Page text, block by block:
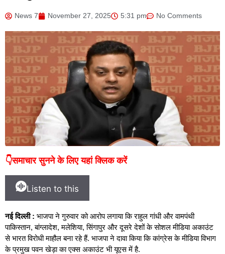
News 7 November 27, 2025 5:31 pm No Comments
👇समाचार सुनने के लिए यहां क्लिक करें
Listen to this
नई दिल्ली : भाजपा ने गुरुवार को आरोप लगाया कि राहुल गांधी और वामपंथी
पाकिस्तान, बांग्लादेश, मलेशिया, सिंगापुर और दूसरे देशों के सोशल मीडिया अकाउंट
से भारत विरोधी माहौल बना रहे हैं. भाजपा ने दावा किया कि कांग्रेस के मीडिया विभाग
के प्रमुख पवन खेड़ा का एक्स अकाउंट भी यूएस में है.